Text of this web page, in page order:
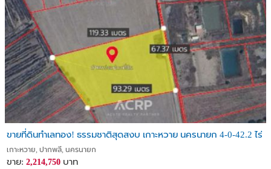
- ที่ดินวิวเขา
- ที่ดินทำเกษตร
- Land Bank นครนายก
- ที่ดินลงทุนใกล้เขาใหญ่
- ซื้อขายที่ดินโฉนดครุฑแดง
---
#ที่ดินนครนายก #ที่ดินปากพลี #ที่ดินวิวเขา #ที่ดินเกษตร #LandBank
#ลงทุนอสังหา #ที่ดินโฉนดครุฑแดง #ขายที่ดินนครนายก #ที่ดินใกล้เขา
ใหญ่ #อสังหาน่าลงทุน
ขายที่ดินทำเลทอง! ธรรมชาติสุดสงบ เกาะหวาย นครนายก 4-0-42.2 ไร่
เกาะหวาย, ปากพลี, นครนายก
ขาย: 2,214,750 บาท